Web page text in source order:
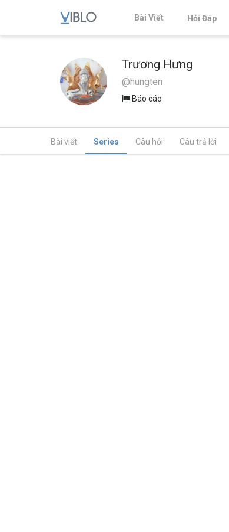
Bài Viết Hỏi Đáp
Trương Hưng
@hungten
Báo cáo
Bài viết Series Câu hỏi Câu trả lời